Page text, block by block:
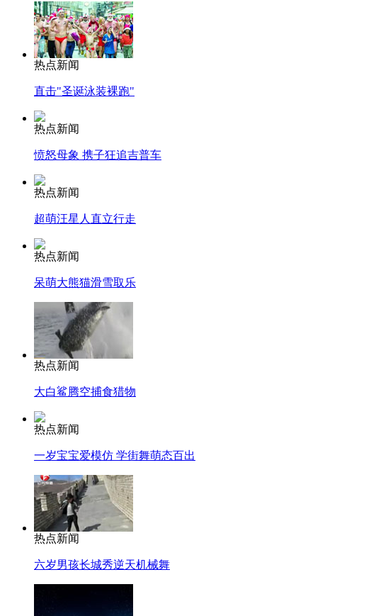
热点新闻
直击"圣诞泳装裸跑"
热点新闻
愤怒母象 携子狂追吉普车
热点新闻
超萌汪星人直立行走
热点新闻
呆萌大熊猫滑雪取乐
热点新闻
大白鲨腾空捕食猎物
热点新闻
一岁宝宝爱模仿 学街舞萌态百出
热点新闻
六岁男孩长城秀逆天机械舞